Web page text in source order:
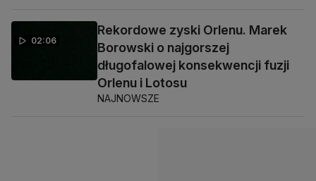
02:06
Rekordowe zyski Orlenu. Marek
Borowski o najgorszej
długofalowej konsekwencji fuzji
Orlenu i Lotosu
NAJNOWSZE